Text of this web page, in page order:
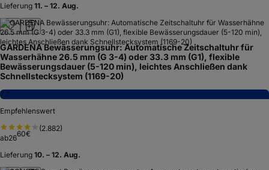
Lieferung 11. – 12. Aug.
GARDENA Bewässerungsuhr: Automatische Zeitschaltuhr für
Wasserhähne 26.5 mm (G 3-4) oder 33.3 mm (G1), flexible
Bewässerungsdauer (5-120 min), leichtes Anschließen dank
Schnellstecksystem (1169-20)
7,7
Empfehlenswert
(2.882)
ab2660€
Lieferung 10. – 12. Aug.